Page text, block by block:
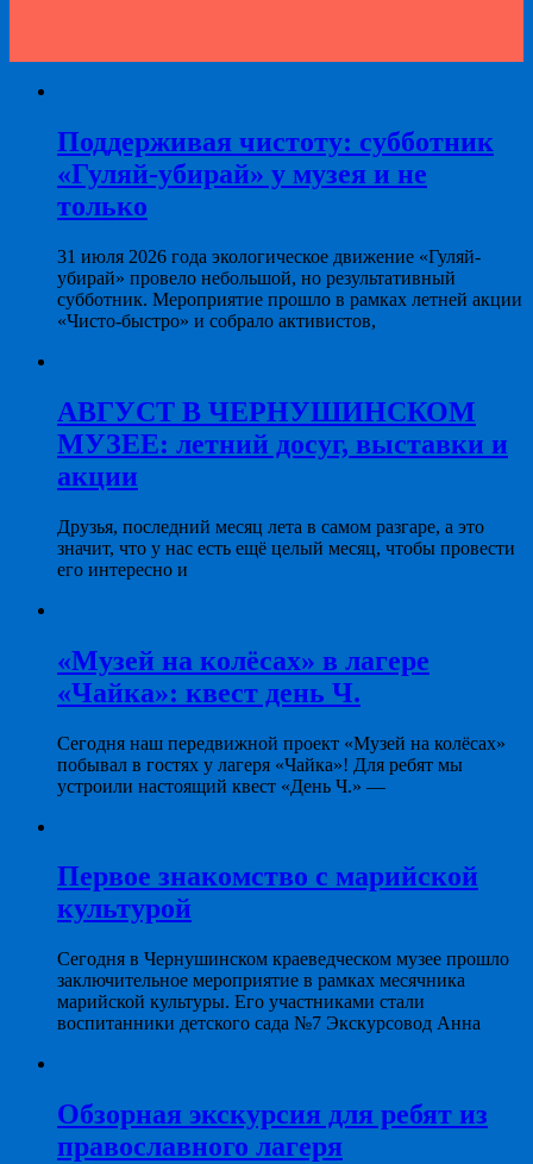
Поддерживая чистоту: субботник
«Гуляй-убирай» у музея и не
только
31 июля 2026 года экологическое движение «Гуляй-
убирай» провело небольшой, но результативный
субботник. Мероприятие прошло в рамках летней акции
«Чисто-быстро» и собрало активистов,
АВГУСТ В ЧЕРНУШИНСКОМ
МУЗЕЕ: летний досуг, выставки и
акции
Друзья, последний месяц лета в самом разгаре, а это
значит, что у нас есть ещё целый месяц, чтобы провести
его интересно и
«Музей на колёсах» в лагере
«Чайка»: квест день Ч.
Сегодня наш передвижной проект «Музей на колёсах»
побывал в гостях у лагеря «Чайка»! Для ребят мы
устроили настоящий квест «День Ч.» —
Первое знакомство с марийской
культурой
Сегодня в Чернушинском краеведческом музее прошло
заключительное мероприятие в рамках месячника
марийской культуры. Его участниками стали
воспитанники детского сада №7 Экскурсовод Анна
Обзорная экскурсия для ребят из
православного лагеря